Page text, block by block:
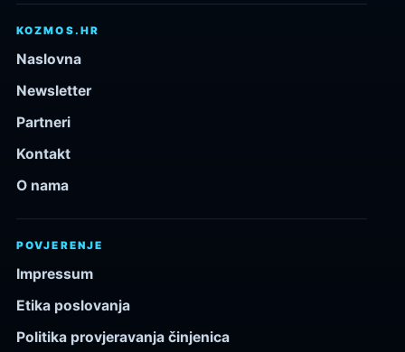
KOZMOS.HR
Naslovna
Newsletter
Partneri
Kontakt
O nama
POVJERENJE
Impressum
Etika poslovanja
Politika provjeravanja činjenica